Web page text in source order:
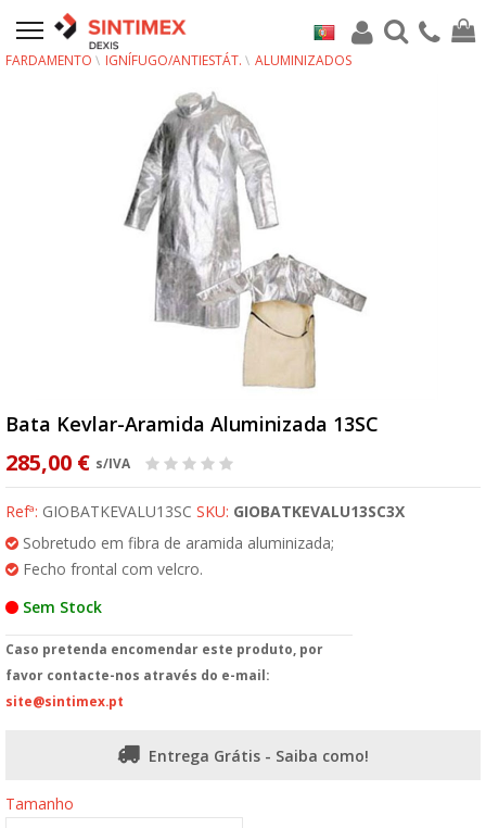
FARDAMENTO IGNÍFUGO/ANTIESTÁT. ALUMINIZADOS
Bata Kevlar-Aramida Aluminizada 13SC
285,00 € s/IVA
Refª: GIOBATKEVALU13SC SKU: GIOBATKEVALU13SC3X
Sobretudo em fibra de aramida aluminizada;
Fecho frontal com velcro.
Sem Stock
Caso pretenda encomendar este produto, por
favor contacte-nos através do e-mail:
site@sintimex.pt
Entrega Grátis - Saiba como!
Tamanho